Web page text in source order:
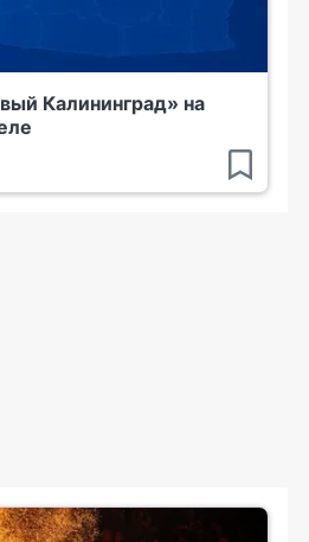
Калининград» на